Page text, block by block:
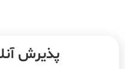
پذیرش